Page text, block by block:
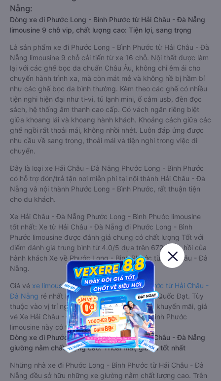
Nẵng:
Dòng xe đi Phước Long - Bình Phước từ Hải Châu - Đà Nẵng
limousine 9 chỗ vip, chất lượng cao: Tiện lợi, sang trọng
Là sản phẩm xe đi Phước Long - Bình Phước từ Hải Châu - Đà
Nẵng limousine 9 chỗ cải tiến từ xe 16 chỗ. Nội thất được làm
lại với các ghế bọc da chuẩn Châu Âu, không chỉ êm ái cho
chuyến hành trình xa, mà còn mát mẻ và không hề bị hầm bí
như các ghế bọc da bình thường. Kèm theo các ghế có nhiều
tiện nghi hiện đại như ti-vi, tủ lạnh mini, ổ cắm usb, đèn đọc
sách, hệ thống âm thanh cao cấp. Có vách ngăn riêng biệt
giữa khoang lái và khoang hành khách. Khoảng cách giữa các
ghế ngồi rất thoải mái, không nhồi nhét. Luôn đáp ứng được
nhu cầu về sang trọng, thoải mái và tiện nghi trong việc di
chuyển.
Đây là loại xe Hải Châu - Đà Nẵng Phước Long - Bình Phước
có hỗ trợ đón/trả tận nơi miễn phí tại nội thành Hải Châu - Đà
Nẵng và nội thành Phước Long - Bình Phước, rất thuận tiện
cho du khách.
Xe Hải Châu - Đà Nẵng Phước Long - Bình Phước limousine
tốt nhất: Xe từ Hải Châu - Đà Nẵng đi Phước Long - Bình
Phước limousine được đánh giá chung có chất lượng Tốt với
điểm đánh giá trung bình từ 4.0/5 dựa trên 672 phản hồi của
hành khách Xe về Phước Long - Bình Phước từ Hải Châu - Đà
Nẵng.
Giá vé xe limousine đi Phước Long - Bình Phước từ Hải Châu -
Đà Nẵng rẻ nhất là 750000VND của hãng xe Quốc Đạt. Tùy
thuộc vào vị trí ngồi của bạn và chương trình khuyến mãi, giá
vé Xe Hải Châu - Đà Nẵng đi Phước Long - Bình Phước
limousine này có thể sẽ rẻ hơn
Dòng xe đi Phước Long - Bình Phước từ Hải Châu - Đà Nẵng
giường nằm chất lượng cao: Thoải mái, giá cả tốt nhất
Những nhà xe đi Phước Long - Bình Phước từ Hải Châu - Đà
Nẵng đều sở hữu những xe giường nằm chất lượng cao. Trên